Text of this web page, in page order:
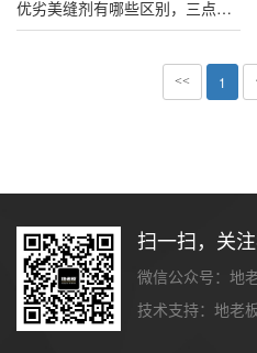
优劣美缝剂有哪些区别，三点教会你分辨，美缝小白变大神
<< 1
扫一扫，关
微信公众号：地
技术支持： 地老